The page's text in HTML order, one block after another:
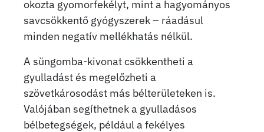
okozta gyomorfekélyt, mint a hagyományos
savcsökkentő gyógyszerek – ráadásul
minden negatív mellékhatás nélkül.
A süngomba-kivonat csökkentheti a
gyulladást és megelőzheti a
szövetkárosodást más bélterületeken is.
Valójában segíthetnek a gyulladásos
bélbetegségek, például a fekélyes